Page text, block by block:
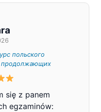
польского
продолжающих
się z panem
egzaminów: